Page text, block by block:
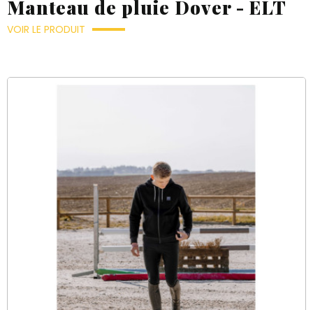
Manteau de pluie Dover - ELT
VOIR LE PRODUIT